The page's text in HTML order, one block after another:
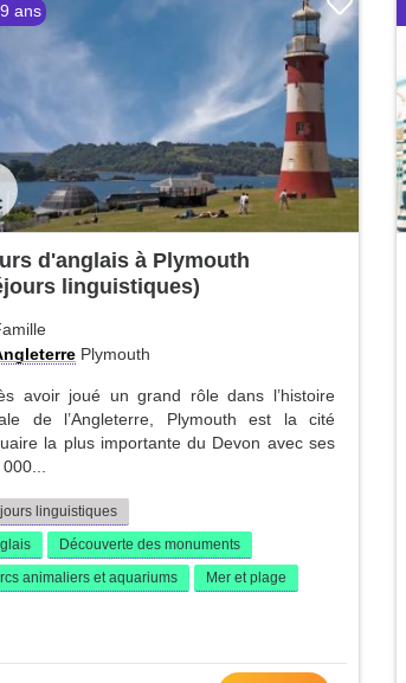
ans
d'anglais à Plymouth
linguistiques)
Plymouth
avoir joué un grand rôle dans l’histoire
de l’Angleterre, Plymouth est la cité
la plus importante du Devon avec ses
linguistiques
Découverte des monuments
animaliers et aquariums
Mer et plage